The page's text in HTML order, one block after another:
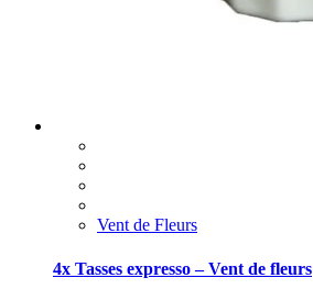
Vent de Fleurs
4x Tasses expresso – Vent de fleurs